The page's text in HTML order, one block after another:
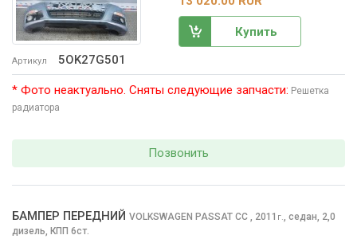
Артикул 5OK27G501
Купить
* Фото неактуально. Сняты следующие запчасти: Решетка
радиатора
Позвонить
БАМПЕР ПЕРЕДНИЙ VOLKSWAGEN PASSAT CC , 2011 г., седан, 2,0
дизель, КПП 6ст.